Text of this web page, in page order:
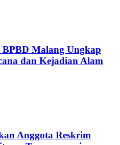
Malang Ungkap
dan Kejadian Alam
Anggota Reskrim